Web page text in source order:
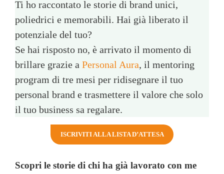
Ti ho raccontato le storie di brand unici,
poliedrici e memorabili. Hai già liberato il
potenziale del tuo?
Se hai risposto no, è arrivato il momento di
brillare grazie a Personal Aura, il mentoring
program di tre mesi per ridisegnare il tuo
personal brand e trasmettere il valore che solo
il tuo business sa regalare.
ISCRIVITI ALLA LISTA D’ATTESA
Scopri le storie di chi ha già lavorato con me